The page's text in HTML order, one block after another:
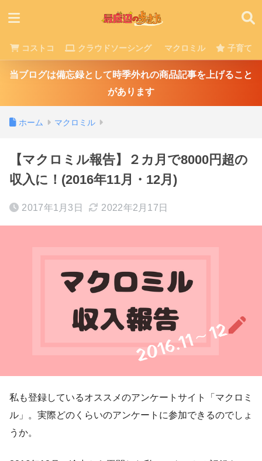
コストコ クラウドソーシング マクロミル 子育て
当ブログは備忘録として時季外れの商品記事を上げること
があります
ホーム マクロミル
【マクロミル報告】２カ月で8000円超の
収入に！(2016年11月・12月)
2017年1月3日 2022年2月17日
私も登録しているオススメのアンケートサイト「マクロミ
ル」。実際どのくらいのアンケートに参加できるのでしょ
うか。